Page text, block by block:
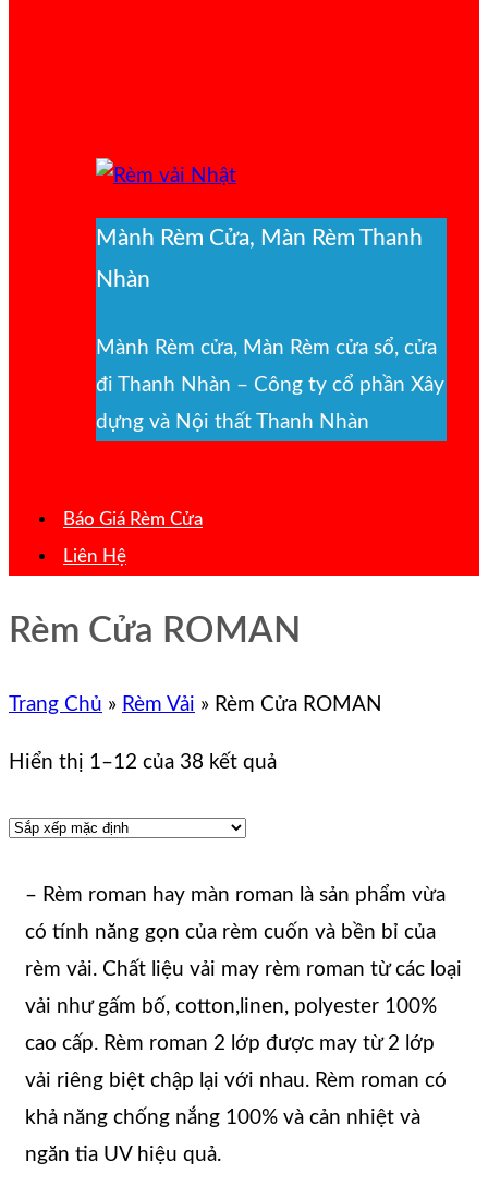
Mành Rèm Cửa, Màn Rèm Thanh
Nhàn
Mành Rèm cửa, Màn Rèm cửa sổ, cửa
đi Thanh Nhàn – Công ty cổ phần Xây
dựng và Nội thất Thanh Nhàn
Báo Giá Rèm Cửa
Liên Hệ
Rèm Cửa ROMAN
Trang Chủ » Rèm Vải » Rèm Cửa ROMAN
Hiển thị 1–12 của 38 kết quả
– Rèm roman hay màn roman là sản phẩm vừa
có tính năng gọn của rèm cuốn và bền bỉ của
rèm vải. Chất liệu vải may rèm roman từ các loại
vải như gấm bố, cotton,linen, polyester 100%
cao cấp. Rèm roman 2 lớp được may từ 2 lớp
vải riêng biệt chập lại với nhau. Rèm roman có
khả năng chống nắng 100% và cản nhiệt và
ngăn tia UV hiệu quả.